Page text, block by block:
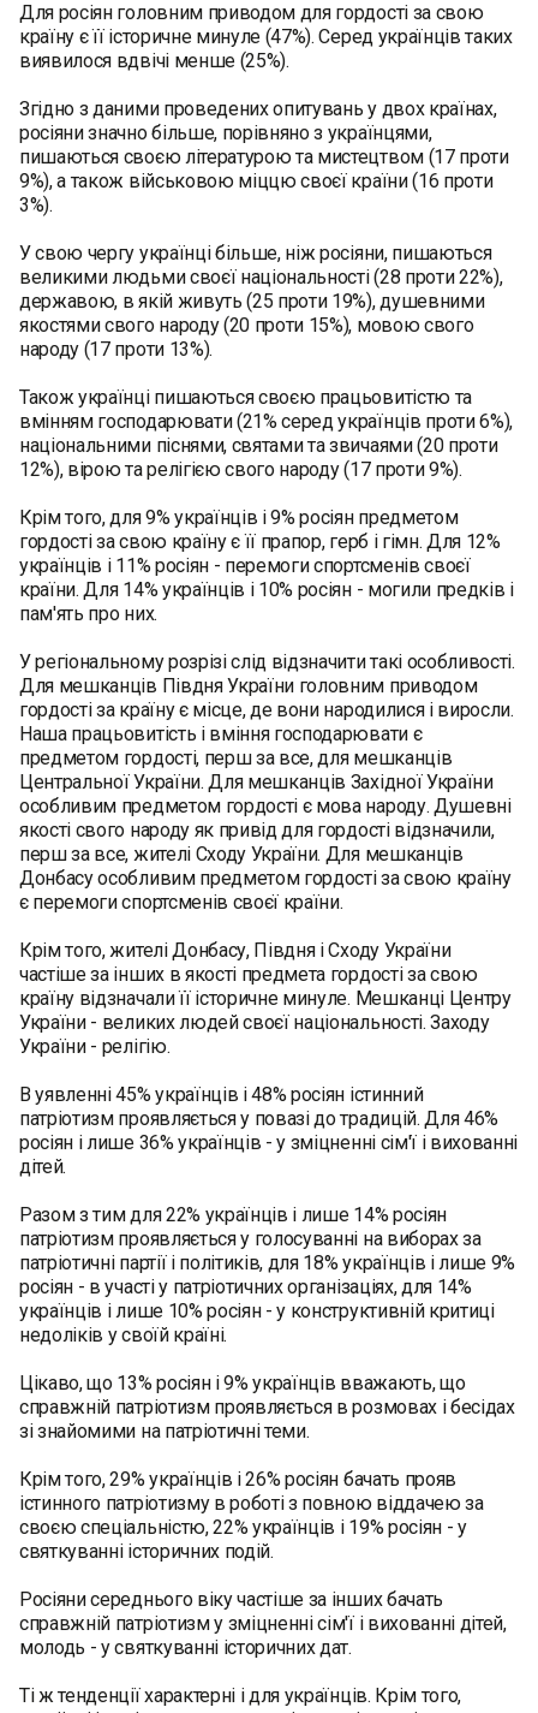
Для росіян головним приводом для гордості за свою
країну є її історичне минуле (47%). Серед українців таких
виявилося вдвічі менше (25%).
Згідно з даними проведених опитувань у двох країнах,
росіяни значно більше, порівняно з українцями,
пишаються своєю літературою та мистецтвом (17 проти
9%), а також військовою міццю своєї країни (16 проти
3%).
У свою чергу українці більше, ніж росіяни, пишаються
великими людьми своєї національності (28 проти 22%),
державою, в якій живуть (25 проти 19%), душевними
якостями свого народу (20 проти 15%), мовою свого
народу (17 проти 13%).
Також українці пишаються своєю працьовитістю та
вмінням господарювати (21% серед українців проти 6%),
національними піснями, святами та звичаями (20 проти
12%), вірою та релігією свого народу (17 проти 9%).
Крім того, для 9% українців і 9% росіян предметом
гордості за свою країну є її прапор, герб і гімн. Для 12%
українців і 11% росіян - перемоги спортсменів своєї
країни. Для 14% українців і 10% росіян - могили предків і
пам'ять про них.
У регіональному розрізі слід відзначити такі особливості.
Для мешканців Півдня України головним приводом
гордості за країну є місце, де вони народилися і виросли.
Наша працьовитість і вміння господарювати є
предметом гордості, перш за все, для мешканців
Центральної України. Для мешканців Західної України
особливим предметом гордості є мова народу. Душевні
якості свого народу як привід для гордості відзначили,
перш за все, жителі Сходу України. Для мешканців
Донбасу особливим предметом гордості за свою країну
є перемоги спортсменів своєї країни.
Крім того, жителі Донбасу, Півдня і Сходу України
частіше за інших в якості предмета гордості за свою
країну відзначали її історичне минуле. Мешканці Центру
України - великих людей своєї національності. Заходу
України - релігію.
В уявленні 45% українців і 48% росіян істинний
патріотизм проявляється у повазі до традицій. Для 46%
росіян і лише 36% українців - у зміцненні сім'ї і вихованні
дітей.
Разом з тим для 22% українців і лише 14% росіян
патріотизм проявляється у голосуванні на виборах за
патріотичні партії і політиків, для 18% українців і лише 9%
росіян - в участі у патріотичних організаціях, для 14%
українців і лише 10% росіян - у конструктивній критиці
недоліків у своїй країні.
Цікаво, що 13% росіян і 9% українців вважають, що
справжній патріотизм проявляється в розмовах і бесідах
зі знайомими на патріотичні теми.
Крім того, 29% українців і 26% росіян бачать прояв
істинного патріотизму в роботі з повною віддачею за
своєю спеціальністю, 22% українців і 19% росіян - у
святкуванні історичних подій.
Росіяни середнього віку частіше за інших бачать
справжній патріотизм у зміцненні сім'ї і вихованні дітей,
молодь - у святкуванні історичних дат.
Ті ж тенденції характерні і для українців. Крім того,